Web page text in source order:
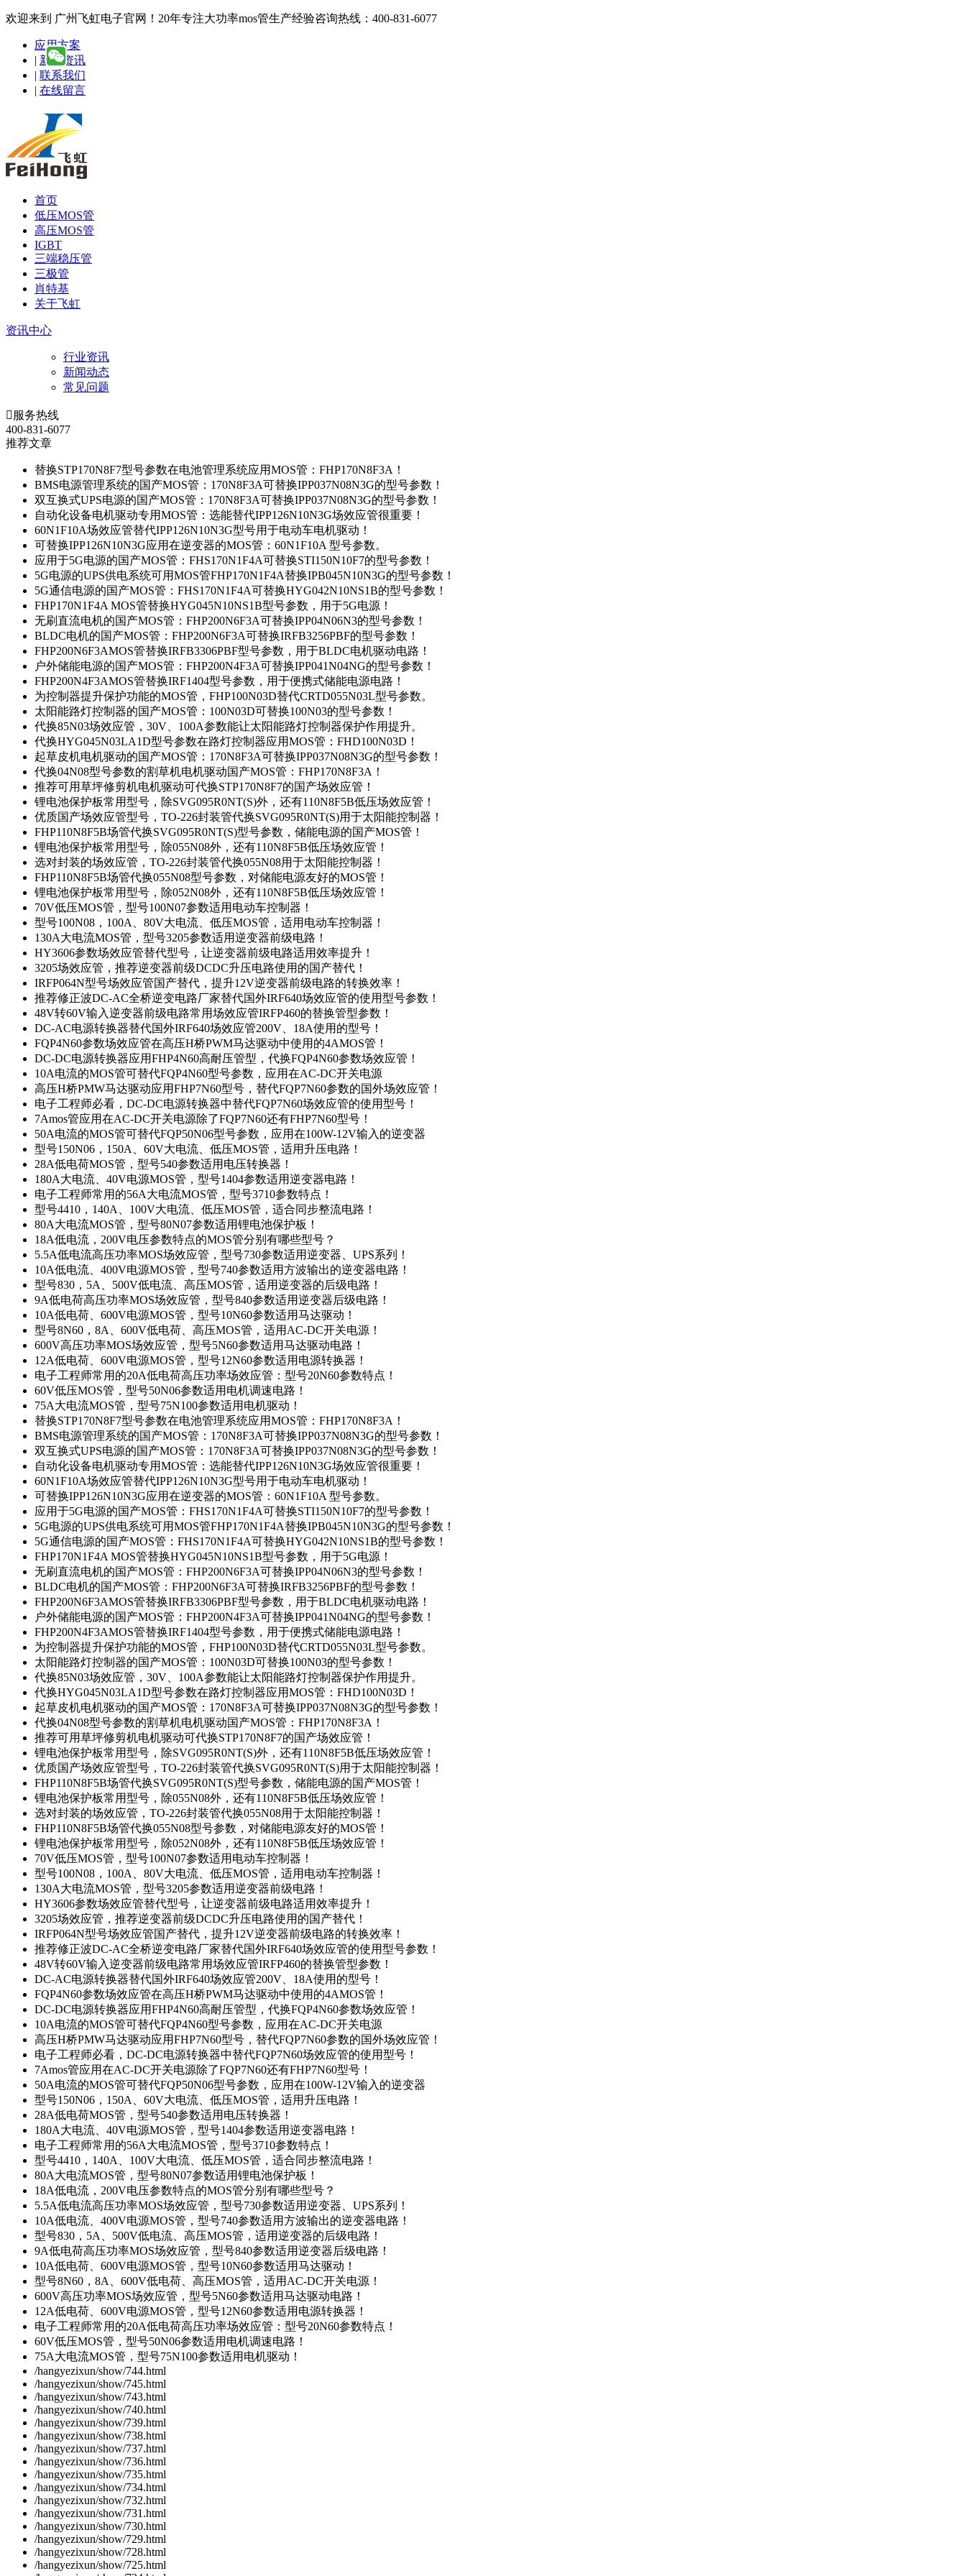
欢迎来到 广州飞虹电子官网！20年专注大功率mos管生产经验咨询热线：400-831-6077
应用方案
| 新闻资讯
| 联系我们
| 在线留言
首页
低压MOS管
高压MOS管
IGBT
三端稳压管
三极管
肖特基
关于飞虹
资讯中心
行业资讯
新闻动态
常见问题
 服务热线
400-831-6077
推荐文章
替换STP170N8F7型号参数在电池管理系统应用MOS管：FHP170N8F3A！
BMS电源管理系统的国产MOS管：170N8F3A可替换IPP037N08N3G的型号参数！
双互换式UPS电源的国产MOS管：170N8F3A可替换IPP037N08N3G的型号参数！
自动化设备电机驱动专用MOS管：选能替代IPP126N10N3G场效应管很重要！
60N1F10A场效应管替代IPP126N10N3G型号用于电动车电机驱动！
可替换IPP126N10N3G应用在逆变器的MOS管：60N1F10A 型号参数。
应用于5G电源的国产MOS管：FHS170N1F4A可替换STI150N10F7的型号参数！
5G电源的UPS供电系统可用MOS管FHP170N1F4A替换IPB045N10N3G的型号参数！
5G通信电源的国产MOS管：FHS170N1F4A可替换HYG042N10NS1B的型号参数！
FHP170N1F4A MOS管替换HYG045N10NS1B型号参数，用于5G电源！
无刷直流电机的国产MOS管：FHP200N6F3A可替换IPP04N06N3的型号参数！
BLDC电机的国产MOS管：FHP200N6F3A可替换IRFB3256PBF的型号参数！
FHP200N6F3AMOS管替换IRFB3306PBF型号参数，用于BLDC电机驱动电路！
户外储能电源的国产MOS管：FHP200N4F3A可替换IPP041N04NG的型号参数！
FHP200N4F3AMOS管替换IRF1404型号参数，用于便携式储能电源电路！
为控制器提升保护功能的MOS管，FHP100N03D替代CRTD055N03L型号参数。
太阳能路灯控制器的国产MOS管：100N03D可替换100N03的型号参数！
代换85N03场效应管，30V、100A参数能让太阳能路灯控制器保护作用提升。
代换HYG045N03LA1D型号参数在路灯控制器应用MOS管：FHD100N03D！
起草皮机电机驱动的国产MOS管：170N8F3A可替换IPP037N08N3G的型号参数！
代换04N08型号参数的割草机电机驱动国产MOS管：FHP170N8F3A！
推荐可用草坪修剪机电机驱动可代换STP170N8F7的国产场效应管！
锂电池保护板常用型号，除SVG095R0NT(S)外，还有110N8F5B低压场效应管！
优质国产场效应管型号，TO-226封装管代换SVG095R0NT(S)用于太阳能控制器！
FHP110N8F5B场管代换SVG095R0NT(S)型号参数，储能电源的国产MOS管！
锂电池保护板常用型号，除055N08外，还有110N8F5B低压场效应管！
选对封装的场效应管，TO-226封装管代换055N08用于太阳能控制器！
FHP110N8F5B场管代换055N08型号参数，对储能电源友好的MOS管！
锂电池保护板常用型号，除052N08外，还有110N8F5B低压场效应管！
70V低压MOS管，型号100N07参数适用电动车控制器！
型号100N08，100A、80V大电流、低压MOS管，适用电动车控制器！
130A大电流MOS管，型号3205参数适用逆变器前级电路！
HY3606参数场效应管替代型号，让逆变器前级电路适用效率提升！
3205场效应管，推荐逆变器前级DCDC升压电路使用的国产替代！
IRFP064N型号场效应管国产替代，提升12V逆变器前级电路的转换效率！
推荐修正波DC-AC全桥逆变电路厂家替代国外IRF640场效应管的使用型号参数！
48V转60V输入逆变器前级电路常用场效应管IRFP460的替换管型参数！
DC-AC电源转换器替代国外IRF640场效应管200V、18A使用的型号！
FQP4N60参数场效应管在高压H桥PWM马达驱动中使用的4AMOS管！
DC-DC电源转换器应用FHP4N60高耐压管型，代换FQP4N60参数场效应管！
10A电流的MOS管可替代FQP4N60型号参数，应用在AC-DC开关电源
高压H桥PMW马达驱动应用FHP7N60型号，替代FQP7N60参数的国外场效应管！
电子工程师必看，DC-DC电源转换器中替代FQP7N60场效应管的使用型号！
7Amos管应用在AC-DC开关电源除了FQP7N60还有FHP7N60型号！
50A电流的MOS管可替代FQP50N06型号参数，应用在100W-12V输入的逆变器
型号150N06，150A、60V大电流、低压MOS管，适用升压电路！
28A低电荷MOS管，型号540参数适用电压转换器！
180A大电流、40V电源MOS管，型号1404参数适用逆变器电路！
电子工程师常用的56A大电流MOS管，型号3710参数特点！
型号4410，140A、100V大电流、低压MOS管，适合同步整流电路！
80A大电流MOS管，型号80N07参数适用锂电池保护板！
18A低电流，200V电压参数特点的MOS管分别有哪些型号？
5.5A低电流高压功率MOS场效应管，型号730参数适用逆变器、UPS系列！
10A低电流、400V电源MOS管，型号740参数适用方波输出的逆变器电路！
型号830，5A、500V低电流、高压MOS管，适用逆变器的后级电路！
9A低电荷高压功率MOS场效应管，型号840参数适用逆变器后级电路！
10A低电荷、600V电源MOS管，型号10N60参数适用马达驱动！
型号8N60，8A、600V低电荷、高压MOS管，适用AC-DC开关电源！
600V高压功率MOS场效应管，型号5N60参数适用马达驱动电路！
12A低电荷、600V电源MOS管，型号12N60参数适用电源转换器！
电子工程师常用的20A低电荷高压功率场效应管：型号20N60参数特点！
60V低压MOS管，型号50N06参数适用电机调速电路！
75A大电流MOS管，型号75N100参数适用电机驱动！
替换STP170N8F7型号参数在电池管理系统应用MOS管：FHP170N8F3A！
BMS电源管理系统的国产MOS管：170N8F3A可替换IPP037N08N3G的型号参数！
双互换式UPS电源的国产MOS管：170N8F3A可替换IPP037N08N3G的型号参数！
自动化设备电机驱动专用MOS管：选能替代IPP126N10N3G场效应管很重要！
60N1F10A场效应管替代IPP126N10N3G型号用于电动车电机驱动！
可替换IPP126N10N3G应用在逆变器的MOS管：60N1F10A 型号参数。
应用于5G电源的国产MOS管：FHS170N1F4A可替换STI150N10F7的型号参数！
5G电源的UPS供电系统可用MOS管FHP170N1F4A替换IPB045N10N3G的型号参数！
5G通信电源的国产MOS管：FHS170N1F4A可替换HYG042N10NS1B的型号参数！
FHP170N1F4A MOS管替换HYG045N10NS1B型号参数，用于5G电源！
无刷直流电机的国产MOS管：FHP200N6F3A可替换IPP04N06N3的型号参数！
BLDC电机的国产MOS管：FHP200N6F3A可替换IRFB3256PBF的型号参数！
FHP200N6F3AMOS管替换IRFB3306PBF型号参数，用于BLDC电机驱动电路！
户外储能电源的国产MOS管：FHP200N4F3A可替换IPP041N04NG的型号参数！
FHP200N4F3AMOS管替换IRF1404型号参数，用于便携式储能电源电路！
为控制器提升保护功能的MOS管，FHP100N03D替代CRTD055N03L型号参数。
太阳能路灯控制器的国产MOS管：100N03D可替换100N03的型号参数！
代换85N03场效应管，30V、100A参数能让太阳能路灯控制器保护作用提升。
代换HYG045N03LA1D型号参数在路灯控制器应用MOS管：FHD100N03D！
起草皮机电机驱动的国产MOS管：170N8F3A可替换IPP037N08N3G的型号参数！
代换04N08型号参数的割草机电机驱动国产MOS管：FHP170N8F3A！
推荐可用草坪修剪机电机驱动可代换STP170N8F7的国产场效应管！
锂电池保护板常用型号，除SVG095R0NT(S)外，还有110N8F5B低压场效应管！
优质国产场效应管型号，TO-226封装管代换SVG095R0NT(S)用于太阳能控制器！
FHP110N8F5B场管代换SVG095R0NT(S)型号参数，储能电源的国产MOS管！
锂电池保护板常用型号，除055N08外，还有110N8F5B低压场效应管！
选对封装的场效应管，TO-226封装管代换055N08用于太阳能控制器！
FHP110N8F5B场管代换055N08型号参数，对储能电源友好的MOS管！
锂电池保护板常用型号，除052N08外，还有110N8F5B低压场效应管！
70V低压MOS管，型号100N07参数适用电动车控制器！
型号100N08，100A、80V大电流、低压MOS管，适用电动车控制器！
130A大电流MOS管，型号3205参数适用逆变器前级电路！
HY3606参数场效应管替代型号，让逆变器前级电路适用效率提升！
3205场效应管，推荐逆变器前级DCDC升压电路使用的国产替代！
IRFP064N型号场效应管国产替代，提升12V逆变器前级电路的转换效率！
推荐修正波DC-AC全桥逆变电路厂家替代国外IRF640场效应管的使用型号参数！
48V转60V输入逆变器前级电路常用场效应管IRFP460的替换管型参数！
DC-AC电源转换器替代国外IRF640场效应管200V、18A使用的型号！
FQP4N60参数场效应管在高压H桥PWM马达驱动中使用的4AMOS管！
DC-DC电源转换器应用FHP4N60高耐压管型，代换FQP4N60参数场效应管！
10A电流的MOS管可替代FQP4N60型号参数，应用在AC-DC开关电源
高压H桥PMW马达驱动应用FHP7N60型号，替代FQP7N60参数的国外场效应管！
电子工程师必看，DC-DC电源转换器中替代FQP7N60场效应管的使用型号！
7Amos管应用在AC-DC开关电源除了FQP7N60还有FHP7N60型号！
50A电流的MOS管可替代FQP50N06型号参数，应用在100W-12V输入的逆变器
型号150N06，150A、60V大电流、低压MOS管，适用升压电路！
28A低电荷MOS管，型号540参数适用电压转换器！
180A大电流、40V电源MOS管，型号1404参数适用逆变器电路！
电子工程师常用的56A大电流MOS管，型号3710参数特点！
型号4410，140A、100V大电流、低压MOS管，适合同步整流电路！
80A大电流MOS管，型号80N07参数适用锂电池保护板！
18A低电流，200V电压参数特点的MOS管分别有哪些型号？
5.5A低电流高压功率MOS场效应管，型号730参数适用逆变器、UPS系列！
10A低电流、400V电源MOS管，型号740参数适用方波输出的逆变器电路！
型号830，5A、500V低电流、高压MOS管，适用逆变器的后级电路！
9A低电荷高压功率MOS场效应管，型号840参数适用逆变器后级电路！
10A低电荷、600V电源MOS管，型号10N60参数适用马达驱动！
型号8N60，8A、600V低电荷、高压MOS管，适用AC-DC开关电源！
600V高压功率MOS场效应管，型号5N60参数适用马达驱动电路！
12A低电荷、600V电源MOS管，型号12N60参数适用电源转换器！
电子工程师常用的20A低电荷高压功率场效应管：型号20N60参数特点！
60V低压MOS管，型号50N06参数适用电机调速电路！
75A大电流MOS管，型号75N100参数适用电机驱动！
/hangyezixun/show/744.html
/hangyezixun/show/745.html
/hangyezixun/show/743.html
/hangyezixun/show/740.html
/hangyezixun/show/739.html
/hangyezixun/show/738.html
/hangyezixun/show/737.html
/hangyezixun/show/736.html
/hangyezixun/show/735.html
/hangyezixun/show/734.html
/hangyezixun/show/732.html
/hangyezixun/show/731.html
/hangyezixun/show/730.html
/hangyezixun/show/729.html
/hangyezixun/show/728.html
/hangyezixun/show/725.html